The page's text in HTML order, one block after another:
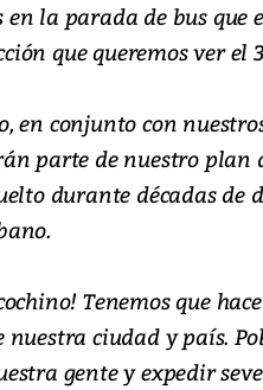
en la parada de bus que
que queremos ver el
en conjunto con
parte de nuestro
durante décadas
Tenemos que
nuestra ciudad y país.
gente y expedir